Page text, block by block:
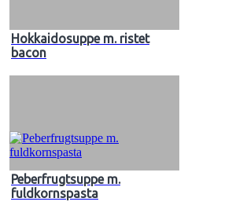
Hokkaidosuppe m. ristet
bacon
Peberfrugtsuppe m.
fuldkornspasta